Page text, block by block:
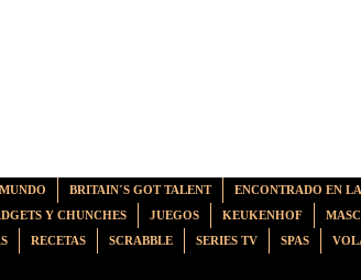
BRITAIN´S GOT TALENT ENCONTRADO EN
Y CHUNCHES JUEGOS KEUKENHOF
RECETAS SCRABBLE SERIES TV SPAS